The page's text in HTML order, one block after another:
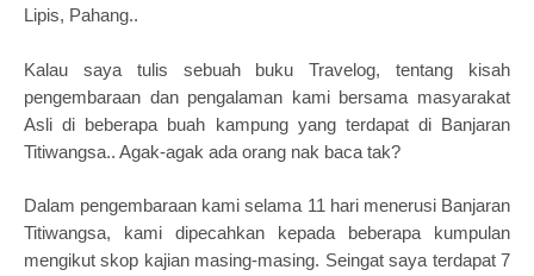
Lipis, Pahang..
Kalau saya tulis sebuah buku Travelog, tentang kisah
pengembaraan dan pengalaman kami bersama masyarakat
Asli di beberapa buah kampung yang terdapat di Banjaran
Titiwangsa.. Agak-agak ada orang nak baca tak?
Dalam pengembaraan kami selama 11 hari menerusi Banjaran
Titiwangsa, kami dipecahkan kepada beberapa kumpulan
mengikut skop kajian masing-masing. Seingat saya terdapat 7